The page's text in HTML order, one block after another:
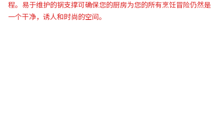
程。易于维护的锅支撑可确保您的厨房为您的所有烹饪冒险仍然是
一个干净，诱人和时尚的空间。